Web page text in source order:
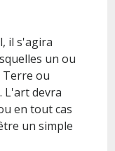
il s'agira
un ou
Terre ou
L'art devra
en tout cas
un simple